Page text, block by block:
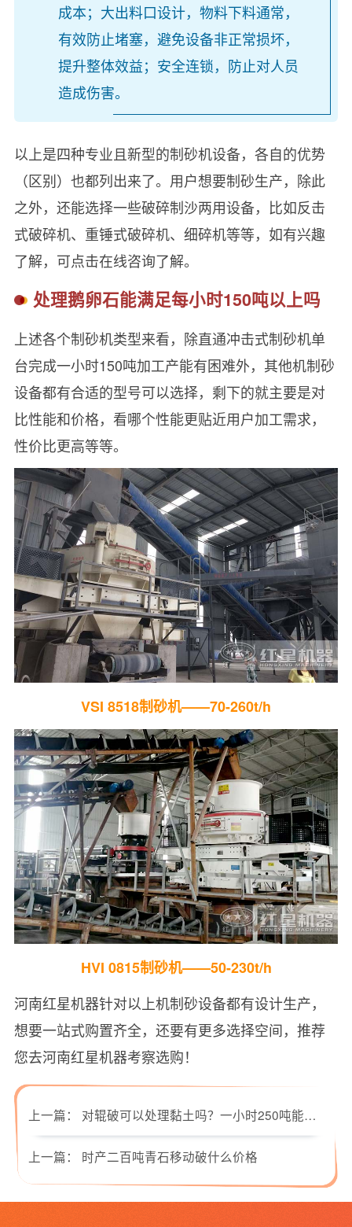
成本；大出料口设计，物料下料通常，
有效防止堵塞，避免设备非正常损坏，
提升整体效益；安全连锁，防止对人员
造成伤害。
以上是四种专业且新型的制砂机设备，各自的优势
（区别）也都列出来了。用户想要制砂生产，除此
之外，还能选择一些破碎制沙两用设备，比如反击
式破碎机、重锤式破碎机、细碎机等等，如有兴趣
了解，可点击在线咨询了解。
处理鹅卵石能满足每小时150吨以上吗
上述各个制砂机类型来看，除直通冲击式制砂机单
台完成一小时150吨加工产能有困难外，其他机制砂
设备都有合适的型号可以选择，剩下的就主要是对
比性能和价格，看哪个性能更贴近用户加工需求，
性价比更高等等。
VSI 8518制砂机——70-260t/h
HVI 0815制砂机——50-230t/h
河南红星机器针对以上机制砂设备都有设计生产，
想要一站式购置齐全，还要有更多选择空间，推荐
您去河南红星机器考察选购！
上一篇： 对辊破可以处理黏土吗？一小时250吨能达到吗？
上一篇： 时产二百吨青石移动破什么价格